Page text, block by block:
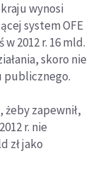
wynosi
system OFE
2012 r. 16 mld.
skoro nie
publicznego.
żeby zapewnił,
r. nie
zł jako